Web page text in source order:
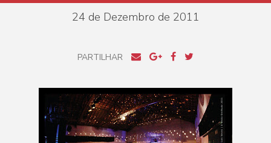
24 de Dezembro de 2011
PARTILHAR